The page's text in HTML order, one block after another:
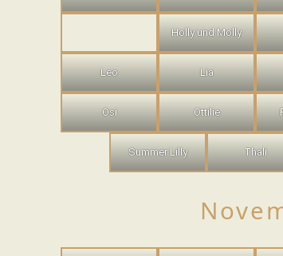
Holly und Molly
Leo Lia
Osi Ottilie
Summer Lilly Thali